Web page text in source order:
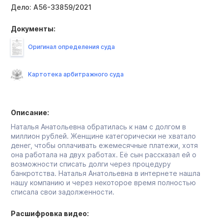
Дело: А56-33859/2021
Описание:
Наталья Анатольевна обратилась к нам с долгом в
миллион рублей. Женщине категорически не хватало
денег, чтобы оплачивать ежемесячные платежи, хотя
она работала на двух работах. Её сын рассказал ей о
возможности списать долги через процедуру
банкротства. Наталья Анатольевна в интернете нашла
нашу компанию и через некоторое время полностью
списала свои задолженности.
Расшифровка видео:
Документы:
Оригинал определения суда
Картотека арбитражного суда